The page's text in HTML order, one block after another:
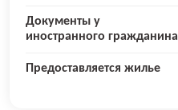
Документы у
иностранного гражданина
Предоставляется жилье